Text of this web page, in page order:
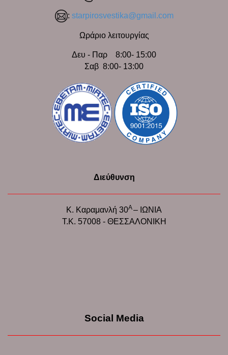
: starpirosvestika@gmail.com
Ωράριο λειτουργίας
Δευ - Παρ 8:00- 15:00
Σαβ 8:00- 13:00
Διεύθυνση
Κ. Καραμανλή 30Α– ΙΩΝΙΑ
Τ.Κ. 57008 - ΘΕΣΣΑΛΟΝΙΚΗ
Social Media